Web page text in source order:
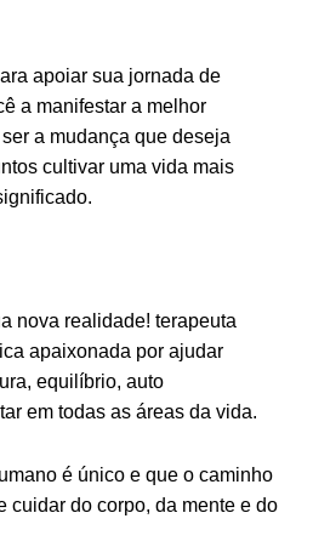
apoiar sua jornada de
a manifestar a melhor
a mudança que deseja
cultivar uma vida mais
nova realidade! terapeuta
apaixonada por ajudar
equilíbrio, auto
em todas as áreas da vida.
é único e que o caminho
cuidar do corpo, da mente e do